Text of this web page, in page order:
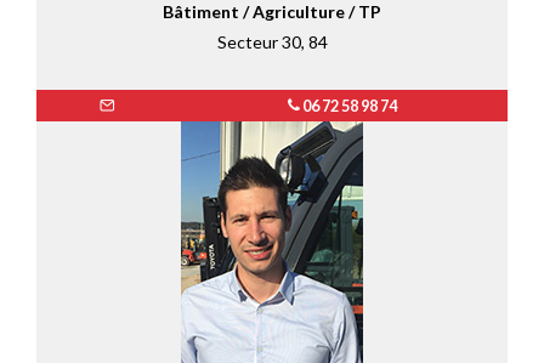
Bâtiment / Agriculture / TP
Secteur 30, 84
06 72 58 98 74